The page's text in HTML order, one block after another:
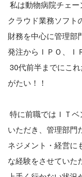
クラウド業務ソフト
財務を中心に管理部
発注からＩＰＯ、Ｉ
がたい！！
いただき、管理部門
ネジメント・経営に
な経験をさせていた